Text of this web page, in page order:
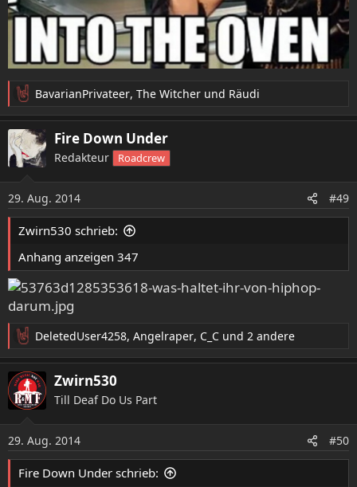
R
e
a
k
t
o
n
e
n
BavarianPrivateer, The Witcher und Räudi
Fire Down Under
Redakteur Roadcrew
29. Aug. 2014 #49
Zwirn530 schrieb:
Anhang anzeigen 347
R
e
a
k
t
o
n
e
n
DeletedUser4258, Angelraper, C_C und 2 andere
Zwirn530
Till Deaf Do Us Part
29. Aug. 2014 #50
Fire Down Under schrieb: